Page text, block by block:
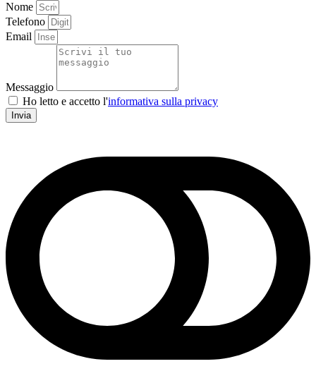
Nome
Telefono
Email
Messaggio
Ho letto e accetto l'informativa sulla privacy
Invia